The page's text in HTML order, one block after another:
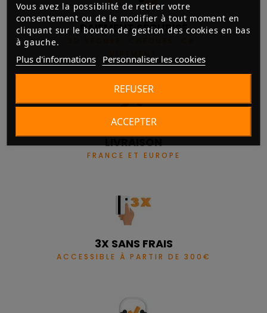
Vous avez la possibilité de retirer votre
consentement ou de le modifier à tout moment en
cliquant sur le bouton de gestion des cookies en bas
à gauche.
Plus d'informations Personnaliser les cookies
REFUSER
ACCEPTER
PAIEMENT SÉCURISÉ
VIREMENT
LIVRAISON
FRANCE ET EUROPE
3X SANS FRAIS
ACCESSIBLE À PARTIR DE 300€